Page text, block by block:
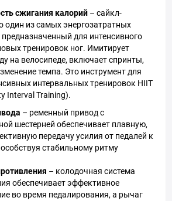
сжигания калорий – сайкл-
один из самых энергозатратных
для интенсивного
тренировок ног. Имитирует
на велосипеде, включает спринты,
темпа. Это инструмент для
интервальных тренировок HIIT
Interval Training).
– ременный привод с
шестерней обеспечивает плавную,
передачу усилия от педалей к
стабильному ритму
– колодочная система
обеспечивает эффективное
во время педалирования, а рычаг